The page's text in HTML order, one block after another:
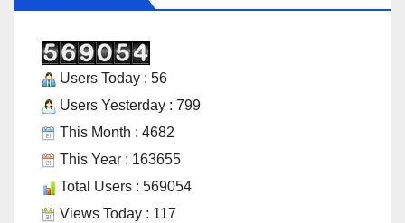
Users Today : 56
Users Yesterday : 799
This Month : 4682
This Year : 163655
Total Users : 569054
Views Today : 117